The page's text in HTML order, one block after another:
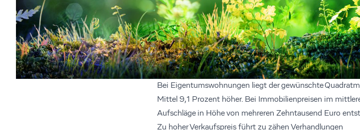
Bei Eigentumswohnungen liegt der gewünschte
Mittel 9,1 Prozent höher. Bei Immobilienpreisen im
Aufschläge in Höhe von mehreren Zehntausend Euro
Zu hoher Verkaufspreis führt zu zähen Verhandlungen